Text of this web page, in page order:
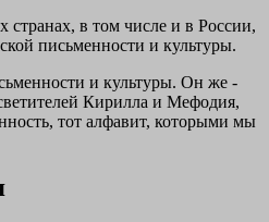
странах, в том числе и в России,
письменности и культуры.
и культуры. Он же -
Кирилла и Мефодия,
тот алфавит, которыми мы